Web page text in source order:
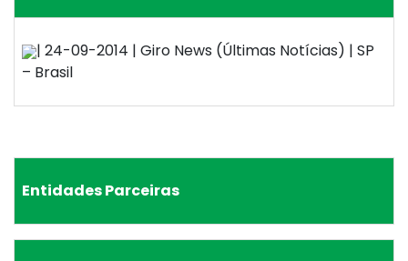
| 24-09-2014 | Giro News (Últimas Notícias) | SP
– Brasil
Entidades Parceiras